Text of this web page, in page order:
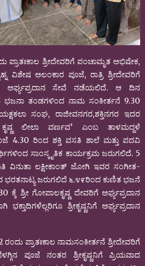
ಪ್ರಾತಃಕಾಲ ಶ್ರೀದೇವರಿಗೆ ಪಂಚಾಮೃತ ಅಭಿಷೇಕ,
ವಿಶೇಷ ಅಲಂಕಾರ ಪೂಜೆ, ರಾತ್ರಿ ಶ್ರೀದೇವರಿಗೆ
ಸೇವೆ ನಡೆಯಲಿದೆ. ಆ ದಿನ
ಭಜನಾ ತಂಡಗಳಿಂದ ನಾಮ ಸಂಕೀರ್ತನೆ 9.30
ಸಂಘ, ರಾಜೀವನಗರ,ಶಕ್ತಿನಗರ ಇದರ
ಕೃಷ್ಣ ಲೀಲಾ ವರ್ಣವ’ ಎಂಬ ತಾಳಮದ್ದಳೆ
4.30 ರಿಂದ ಶಕ್ತಿ ವಸತಿ ಶಾಲೆ ಮತ್ತು ಪದವಿ
ಸಾಂಸ್ಕೃತಿಕ ಕಾರ್ಯಕ್ರಮ ಜರುಗಲಿದೆ. 5
ವಿನುತಾ ಲಕ್ಷೀಕಾಂತ್ ಜೋಗಿ ಇವರ ಸಂಗೀತ-
ಭರತನಾಟ್ಯ ಜರುಗಲಿದೆ ೬.೪೯ರಿಂದ ಕುಣಿತ ಭಜನೆ
ಕ್ಕೆ ಶ್ರೀ ಗೋಪಾಲಕೃಷ್ಣ ದೇವರಿಗೆ ಅರ್ಘ್ಯಪ್ರದಾನ
ಶ್ರೀಕೃಷ್ಣನಿಗೆ ಅರ್ಘ್ಯಪ್ರದಾನ
ಪ್ರಾತಃಕಾಲ ನಾಮಸಂಕೀರ್ತನೆ ಶ್ರೀದೇವರಿಗೆ
ಪೂಜೆ ನಂತರ ಶ್ರೀಕೃಷ್ಣನಿಗೆ ಪ್ರಿಯವಾದ